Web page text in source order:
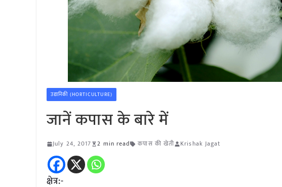
उद्यानिकी (HORTICULTURE)
जानें कपास के बारे में
July 24, 2017 2 min read कपास की खेती Krishak Jagat
क्षेत्र:-